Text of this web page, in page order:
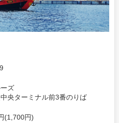
ズ
央ターミナル前3番のりば
(1,700円)